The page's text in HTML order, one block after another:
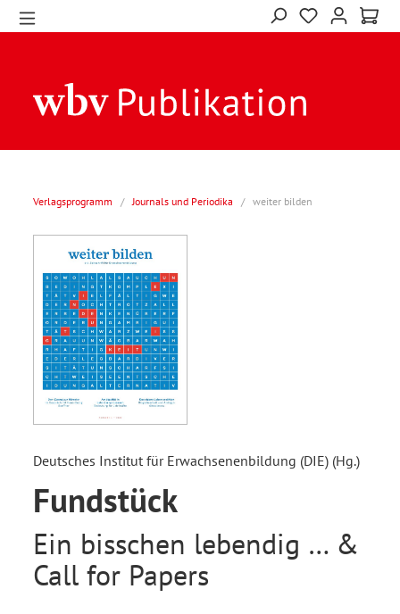
Verlagsprogramm / Journals und Periodika / weiter bilden
Deutsches Institut für Erwachsenenbildung (DIE) (Hg.)
Fundstück
Ein bisschen lebendig … &
Call for Papers